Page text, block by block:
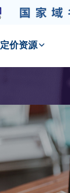
定价资源